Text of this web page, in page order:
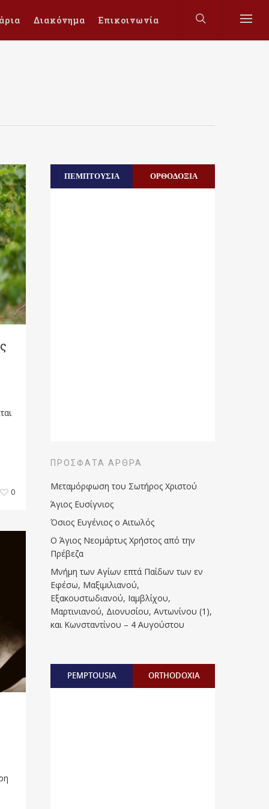
Διακόνημα Επικοινωνία
0
ΠΕΜΠΤΟΥΣΙΑ ΟΡΘΟΔΟΞΙΑ
ΠΡΌΣΦΑΤΑ ΆΡΘΡΑ
Μεταμόρφωση του Σωτήρος Χριστού
Άγιος Ευσίγνιος
Όσιος Ευγένιος ο Αιτωλός
Ο Άγιος Νεομάρτυς Χρήστος από την
Πρέβεζα
Μνήμη των Aγίων επτά Παίδων των εν
Eφέσω, Mαξιμιλιανού,
Eξακουστωδιανού, Iαμβλίχου,
Mαρτινιανού, Διονυσίου, Aντωνίνου (1),
και Kωνσταντίνου – 4 Αυγούστου
PEMPTOUSIA ORTHODOXIA